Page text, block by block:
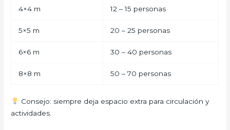
4×4 m 12 – 15 personas
5×5 m 20 – 25 personas
6×6 m 30 – 40 personas
8×8 m 50 – 70 personas
Consejo: siempre deja espacio extra para circulación y
actividades.